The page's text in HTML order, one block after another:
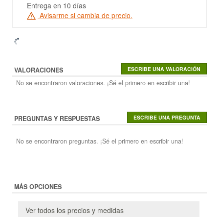
Entrega en 10 días
Avisarme si cambia de precio.
VALORACIONES
No se encontraron valoraciones. ¡Sé el primero en escribir una!
PREGUNTAS Y RESPUESTAS
No se encontraron preguntas. ¡Sé el primero en escribir una!
MÁS OPCIONES
Ver todos los precios y medidas